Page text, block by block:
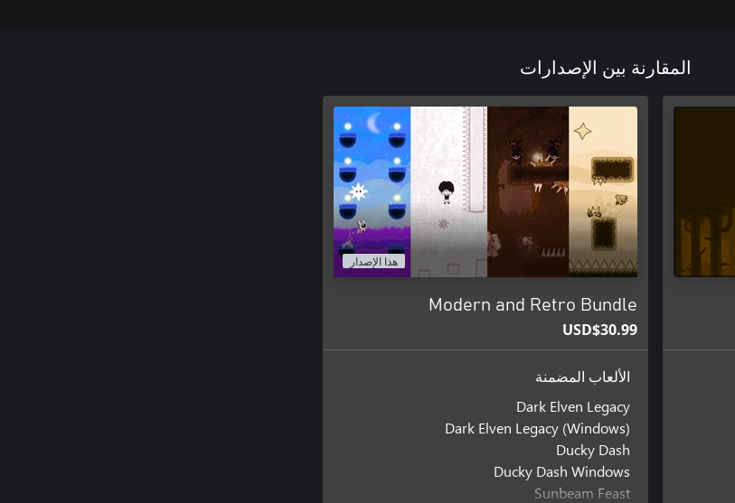
المقارنة بين الإصدارات
هذا الإصدار
Modern and Retro Bundle
USD$30.99
الألعاب المضمنة
Dark Elven Legacy
Dark Elven Legacy (Windows)
Ducky Dash
Ducky Dash Windows
Sunbeam Feast